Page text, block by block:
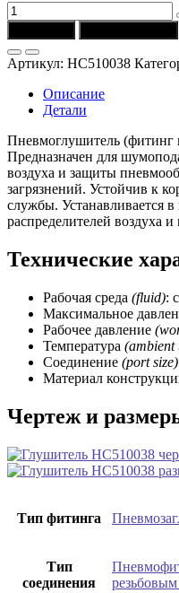
Количество
товара
Глушитель
HC510038
(соединение
G3/8)
Univer
Артикул: HC510038
Описание
Детали
Пневмоглушитель (фитинг
Предназначен для
воздуха и защиты
загрязнений. Устойчив к
службы. Устанавливается
распределителей воздуха
Технические
Рабочая среда (fluid):
Максимальное
Рабочее давление
Температура (ambient
Соединение (port size)
Материал
Чертеж и
Тип фитинга
Тип
соединения